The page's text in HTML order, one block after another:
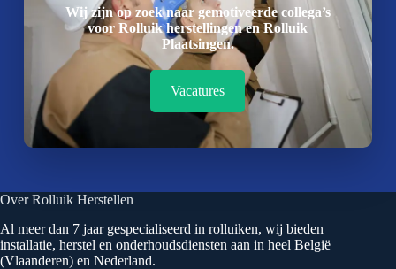
Wij zijn op zoek naar gemotiveerde collega’s
voor Rolluik herstellingen en Rolluik
Plaatsingen.
Vacatures
Over Rolluik Herstellen
Al meer dan 7 jaar gespecialiseerd in rolluiken, wij bieden
installatie, herstel en onderhoudsdiensten aan in heel België
(Vlaanderen) en Nederland.